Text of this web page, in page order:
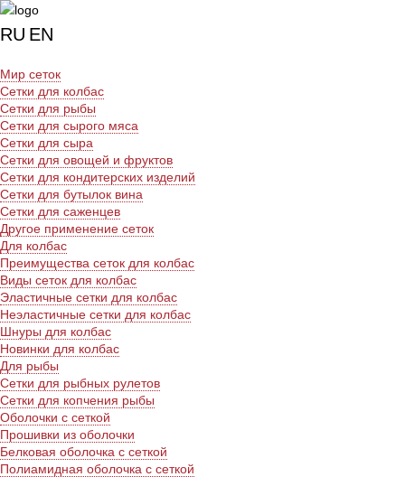
RU EN
Мир сеток
Сетки для колбас
Сетки для рыбы
Сетки для сырого мяса
Сетки для сыра
Сетки для овощей и фруктов
Сетки для кондитерских изделий
Сетки для бутылок вина
Сетки для саженцев
Другое применение сеток
Для колбас
Преимущества сеток для колбас
Виды сеток для колбас
Эластичные сетки для колбас
Неэластичные сетки для колбас
Шнуры для колбас
Новинки для колбас
Для рыбы
Сетки для рыбных рулетов
Сетки для копчения рыбы
Оболочки с сеткой
Прошивки из оболочки
Белковая оболочка с сеткой
Полиамидная оболочка с сеткой